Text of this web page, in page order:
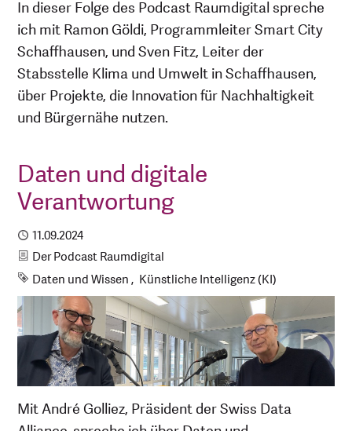
In dieser Folge des Podcast Raumdigital spreche
ich mit Ramon Göldi, Programmleiter Smart City
Schaffhausen, und Sven Fitz, Leiter der
Stabsstelle Klima und Umwelt in Schaffhausen,
über Projekte, die Innovation für Nachhaltigkeit
und Bürgernähe nutzen.
Daten und digitale
Verantwortung
Publiziert
11.09.2024
Kategorie
Der Podcast Raumdigital
Schlagworte
Daten und Wissen Künstliche Intelligenz (KI)
Mit André Golliez, Präsident der Swiss Data